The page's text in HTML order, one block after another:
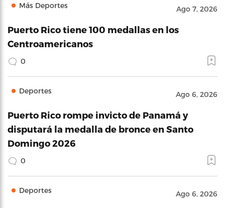
Más Deportes Ago 7, 2026
Puerto Rico tiene 100 medallas en los
Centroamericanos
0
Deportes Ago 6, 2026
Puerto Rico rompe invicto de Panamá y
disputará la medalla de bronce en Santo
Domingo 2026
0
Deportes Ago 6, 2026